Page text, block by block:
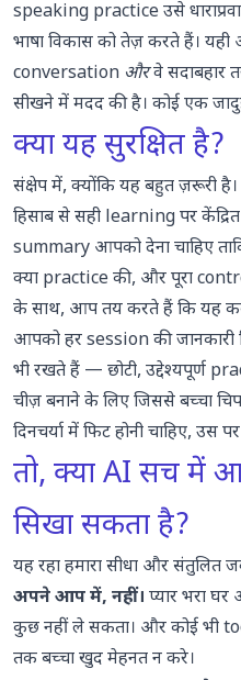
speaking practice उसे
भाषा विकास को तेज़ करते हैं।
conversation औरवे सदाबहार
सीखने में मदद की है। कोई एक
क्या यह सुरक्षित है?
संक्षेप में, क्योंकि यह बहुत ज़रूरी
हिसाब से सही learning पर
summary आपको देना चाहिए
क्या practice की, और पूरा
के साथ, आप तय करते हैं कि यह
आपको हर session की जानकारी
भी रखते हैं — छोटी, उद्देश्यपूर्ण
चीज़ बनाने के लिए जिससे बच्चा
दिनचर्या में फिट होनी चाहिए, उस पर
तो, क्या AI सच में
सिखा सकता है?
यह रहा हमारा सीधा और संतुलित
अपने आप में, नहीं। प्यार भरा
कुछ नहीं ले सकता। और कोई भी
तक बच्चा खुद मेहनत न करे।